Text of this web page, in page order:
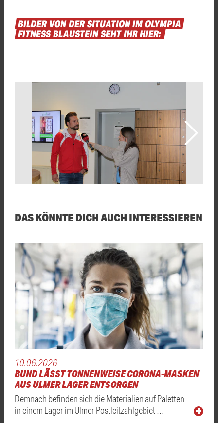
BILDER VONDERSITUATIONIM OLYMPIA
FITNESSBLAUSTEINSEHTIHRHIER:
DAS KÖNNTE DICH AUCH INTERESSIEREN
10.06.2026
BUND LÄSST TONNENWEISE CORONA-MASKEN
AUS ULMER LAGER ENTSORGEN
Demnach befinden sich die Materialien auf Paletten
in einem Lager im Ulmer Postleitzahlgebiet …